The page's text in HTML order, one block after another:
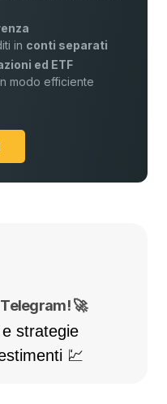
in conti separati
ed ETF
modo efficiente
🚀
strategie
💹